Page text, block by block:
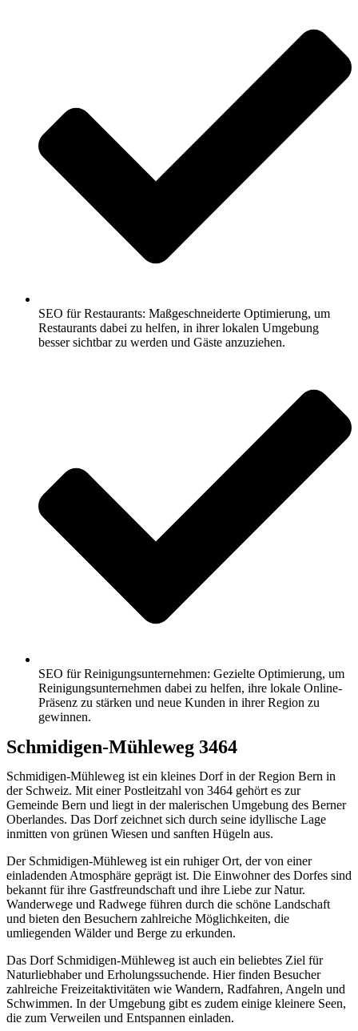
SEO für Restaurants: Maßgeschneiderte Optimierung, um
Restaurants dabei zu helfen, in ihrer lokalen Umgebung
besser sichtbar zu werden und Gäste anzuziehen.
SEO für Reinigungsunternehmen: Gezielte Optimierung, um
Reinigungsunternehmen dabei zu helfen, ihre lokale Online-
Präsenz zu stärken und neue Kunden in ihrer Region zu
gewinnen.
Schmidigen-Mühleweg 3464
Schmidigen-Mühleweg ist ein kleines Dorf in der Region Bern in
der Schweiz. Mit einer Postleitzahl von 3464 gehört es zur
Gemeinde Bern und liegt in der malerischen Umgebung des Berner
Oberlandes. Das Dorf zeichnet sich durch seine idyllische Lage
inmitten von grünen Wiesen und sanften Hügeln aus.
Der Schmidigen-Mühleweg ist ein ruhiger Ort, der von einer
einladenden Atmosphäre geprägt ist. Die Einwohner des Dorfes sind
bekannt für ihre Gastfreundschaft und ihre Liebe zur Natur.
Wanderwege und Radwege führen durch die schöne Landschaft
und bieten den Besuchern zahlreiche Möglichkeiten, die
umliegenden Wälder und Berge zu erkunden.
Das Dorf Schmidigen-Mühleweg ist auch ein beliebtes Ziel für
Naturliebhaber und Erholungssuchende. Hier finden Besucher
zahlreiche Freizeitaktivitäten wie Wandern, Radfahren, Angeln und
Schwimmen. In der Umgebung gibt es zudem einige kleinere Seen,
die zum Verweilen und Entspannen einladen.